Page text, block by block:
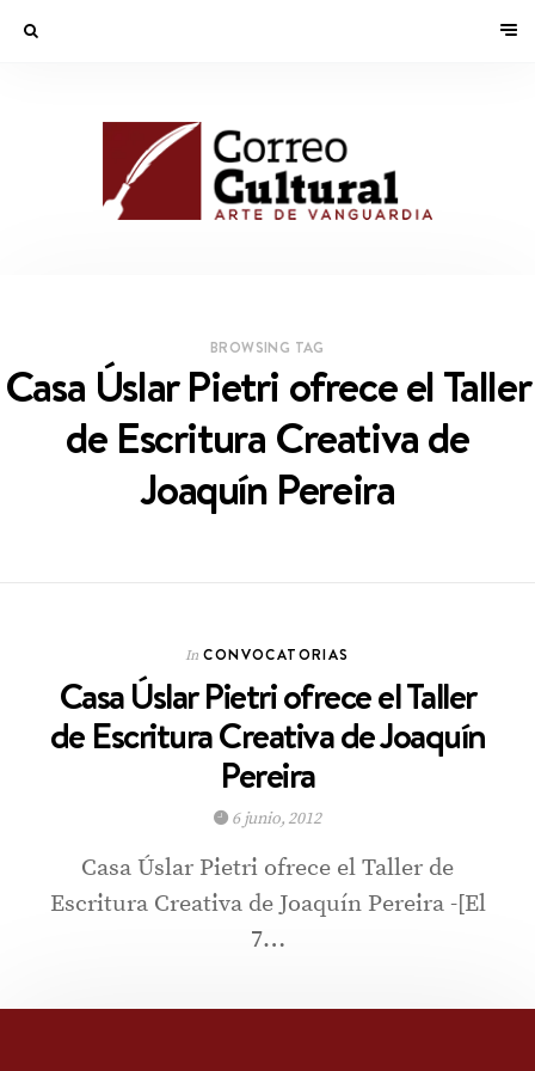
BROWSING TAG
Casa Úslar Pietri ofrece el Taller
de Escritura Creativa de
Joaquín Pereira
In CONVOCATORIAS
Casa Úslar Pietri ofrece el Taller
de Escritura Creativa de Joaquín
Pereira
6 junio, 2012
Casa Úslar Pietri ofrece el Taller de
Escritura Creativa de Joaquín Pereira -[El
7…